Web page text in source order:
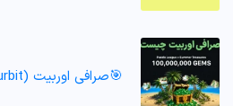
🎯صرافی اوربیت (ourbit) چیست؟🌟